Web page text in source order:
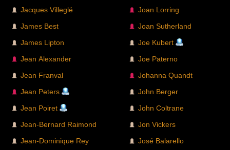
Jacques Villeglé
James Best
James Lipton
Jean Alexander
Jean Franval
Jean Peters
Jean Poiret
Jean-Bernard Raimond
Jean-Dominique Rey
Joan Lorring
Joan Sutherland
Joe Kubert
Joe Paterno
Johanna Quandt
John Berger
John Coltrane
Jon Vickers
José Balarello